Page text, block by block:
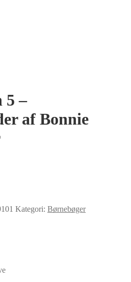
5 –
af Bonnie
Kategori: Børnebøger